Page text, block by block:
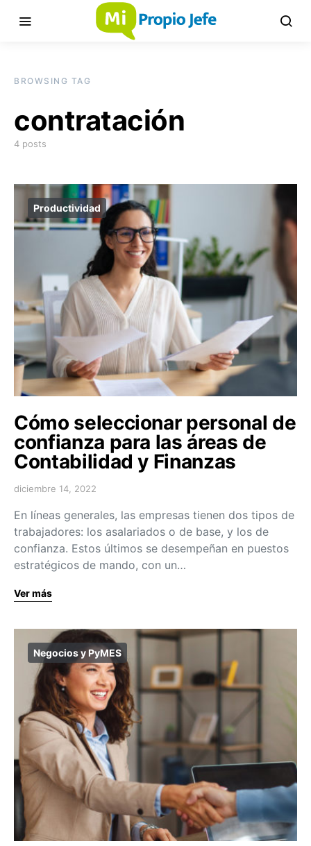
BROWSING TAG
contratación
4 posts
Productividad
Cómo seleccionar personal de
confianza para las áreas de
Contabilidad y Finanzas
diciembre 14, 2022
En líneas generales, las empresas tienen dos tipos de
trabajadores: los asalariados o de base, y los de
confianza. Estos últimos se desempeñan en puestos
estratégicos de mando, con un…
Ver más
Negocios y PyMES